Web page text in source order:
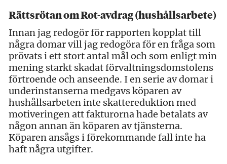
Rättsrötan om Rot-avdrag (hushållsarbete)
Innan jag redogör för rapporten kopplat till
några domar vill jag redogöra för en fråga som
prövats i ett stort antal mål och som enligt min
mening starkt skadat förvaltningsdomstolens
förtroende och anseende. I en serie av domar i
underinstanserna medgavs köparen av
hushållsarbeten inte skattereduktion med
motiveringen att fakturorna hade betalats av
någon annan än köparen av tjänsterna.
Köparen ansågs i förekommande fall inte ha
haft några utgifter.